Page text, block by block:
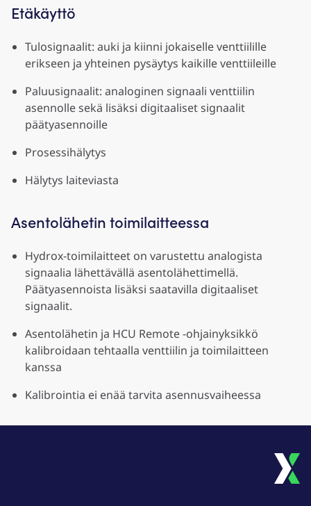
Etäkäyttö
Tulosignaalit: auki ja kiinni jokaiselle venttiilille
erikseen ja yhteinen pysäytys kaikille venttiileille
Paluusignaalit: analoginen signaali venttiilin
asennolle sekä lisäksi digitaaliset signaalit
päätyasennoille
Prosessihälytys
Hälytys laiteviasta
Asentolähetin toimilaitteessa
Hydrox-toimilaitteet on varustettu analogista
signaalia lähettävällä asentolähettimellä.
Päätyasennoista lisäksi saatavilla digitaaliset
signaalit.
Asentolähetin ja HCU Remote -ohjainyksikkö
kalibroidaan tehtaalla venttiilin ja toimilaitteen
kanssa
Kalibrointia ei enää tarvita asennusvaiheessa